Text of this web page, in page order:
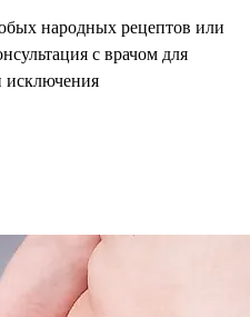
народных рецептов или
с врачом для
исключения